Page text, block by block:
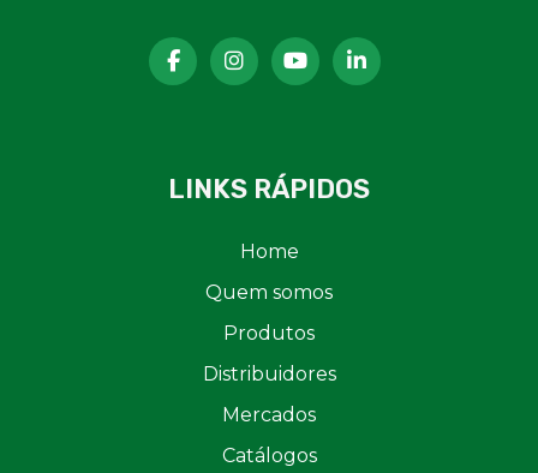
LINKS RÁPIDOS
Home
Quem somos
Produtos
Distribuidores
Mercados
Catálogos